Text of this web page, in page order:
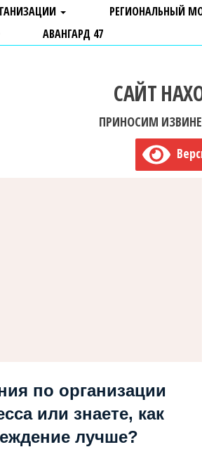
РЕГИОНАЛЬНЫЙ
АВАНГАРД 47
САЙТ
ПРИНОСИМ
по организации
или знаете, как
лучше?